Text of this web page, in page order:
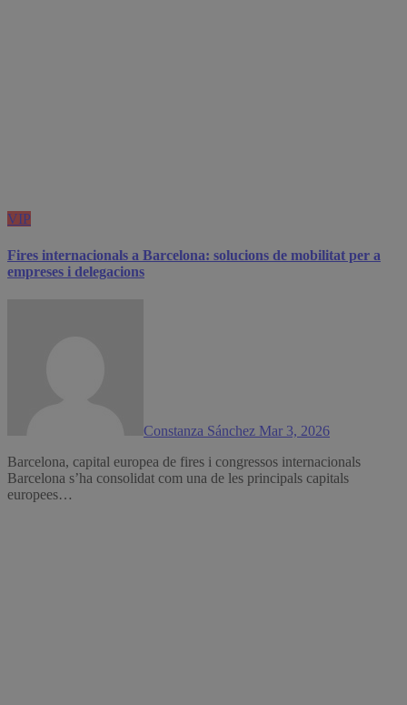
VIP
Fires internacionals a Barcelona: solucions de mobilitat per a
empreses i delegacions
Constanza Sánchez Mar 3, 2026
Barcelona, capital europea de fires i congressos internacionals
Barcelona s’ha consolidat com una de les principals capitals
europees…